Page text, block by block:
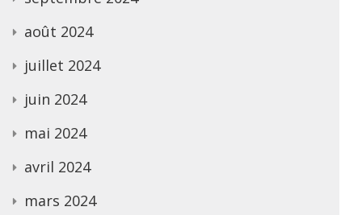
août 2024
juillet 2024
juin 2024
mai 2024
avril 2024
mars 2024